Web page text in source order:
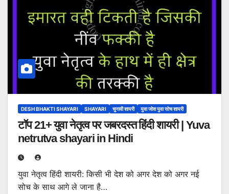
DESH BHAKTI SHAYARI SHAYARI चुनावी शायरी युवा जोश युवा सोच शायरी
टॉप 21+ युवा नेतृत्व पर जबरदस्त हिंदी शायरी | Yuva
netrutva shayari in Hindi
युवा नेतृत्व हिंदी शायरी: किसी भी देश को अगर देश को अगर नई
सोच के साथ आगे ले जाना है…